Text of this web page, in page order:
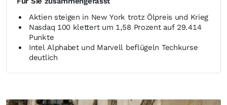
Aktien steigen in New York trotz Ölpreis und Krieg
Nasdaq 100 klettert um 1,58 Prozent auf 29.414
Punkte
Intel Alphabet und Marvell beflügeln Techkurse
deutlich